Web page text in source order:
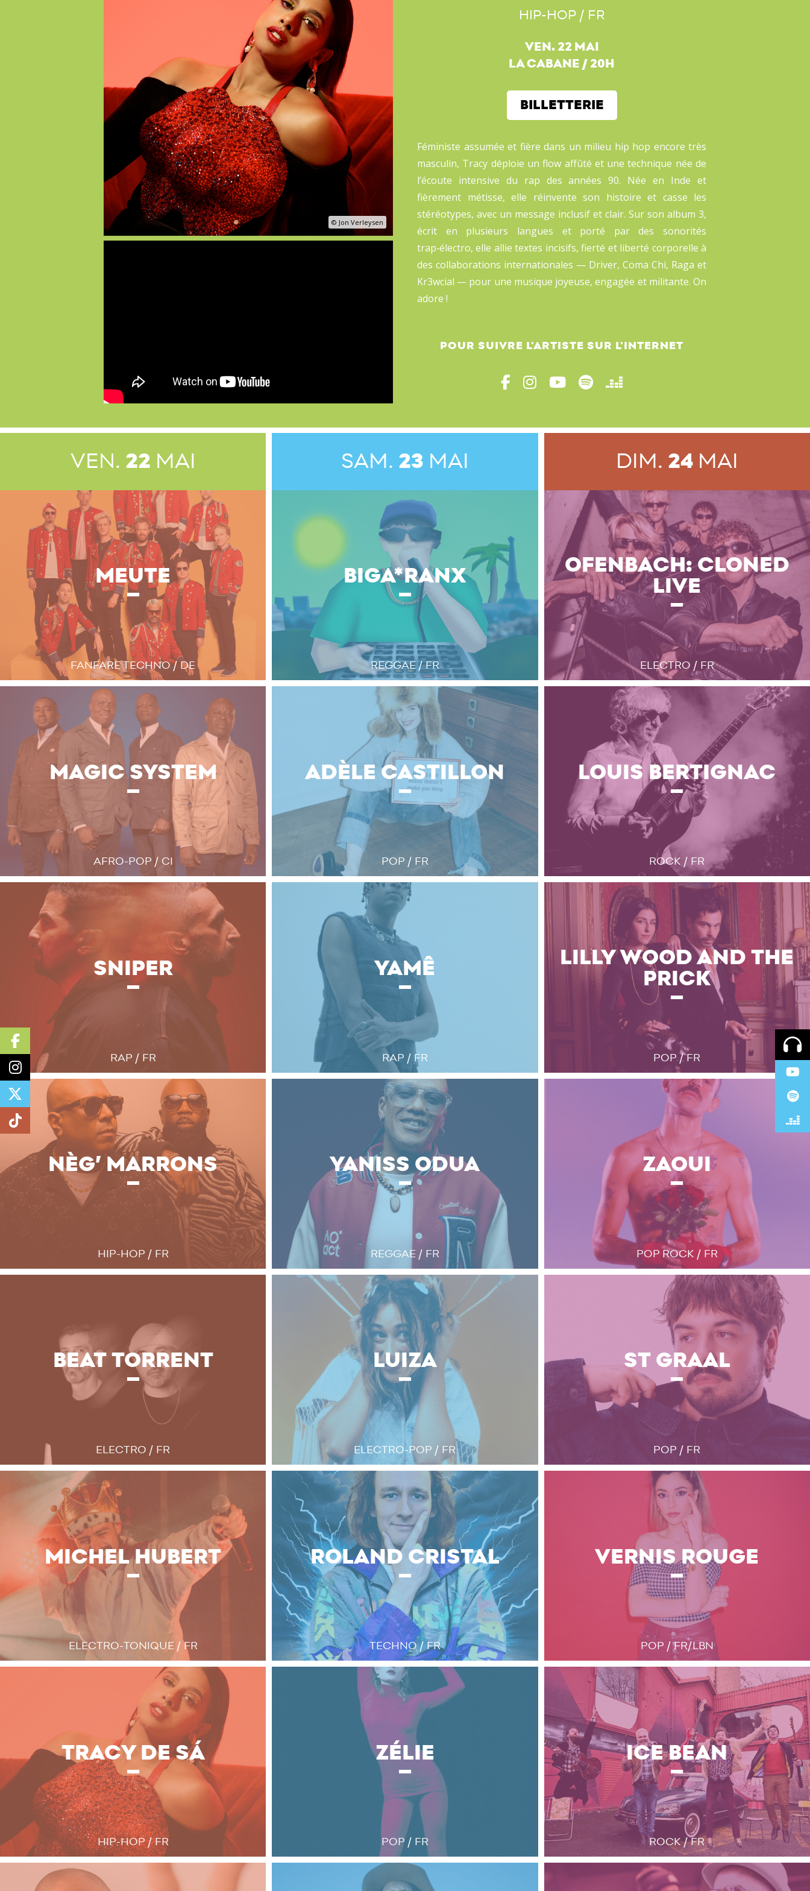
© Jon Verleysen
HIP-HOP / FR
VEN. 22 MAI
LA CABANE / 20H
BILLETTERIE
Féministe assumée et fière dans un milieu hip hop encore très
masculin, Tracy déploie un flow affûté et une technique née de
l’écoute intensive du rap des années 90. Née en Inde et
fièrement métisse, elle réinvente son histoire et casse les
stéréotypes, avec un message inclusif et clair. Sur son album 3,
écrit en plusieurs langues et porté par des sonorités
trap‑électro, elle allie textes incisifs, fierté et liberté corporelle à
des collaborations internationales — Driver, Coma Chi, Raga et
Kr3wcial — pour une musique joyeuse, engagée et militante. On
adore !
POUR SUIVRE L'ARTISTE SUR L'INTERNET
VEN. 22 MAI
MEUTE
FANFARE TECHNO / DE
MAGIC SYSTEM
AFRO-POP / CI
SNIPER
RAP / FR
NÈG’ MARRONS
HIP-HOP / FR
BEAT TORRENT
ELECTRO / FR
MICHEL HUBERT
ELECTRO-TONIQUE / FR
TRACY DE SÁ
HIP-HOP / FR
SAM. 23 MAI
BIGA*RANX
REGGAE / FR
ADÈLE CASTILLON
POP / FR
YAMÊ
RAP / FR
YANISS ODUA
REGGAE / FR
LUIZA
ELECTRO-POP / FR
ROLAND CRISTAL
TECHNO / FR
ZÉLIE
POP / FR
DIM. 24MAI
OFENBACH: CLONED
LIVE
ELECTRO / FR
LOUIS BERTIGNAC
ROCK / FR
LILLY WOOD AND THE
PRICK
POP / FR
ZAOUI
POP ROCK / FR
ST GRAAL
POP / FR
VERNIS ROUGE
POP / FR/LBN
ICE BEAN
ROCK / FR